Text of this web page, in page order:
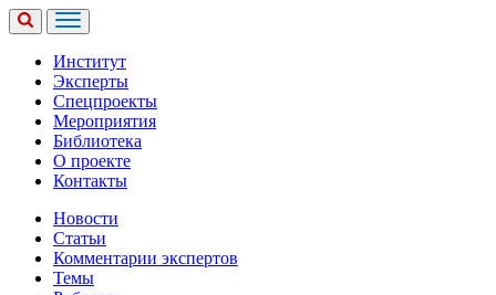
Институт
Эксперты
Спецпроекты
Мероприятия
Библиотека
О проекте
Контакты
Новости
Статьи
Комментарии экспертов
Темы